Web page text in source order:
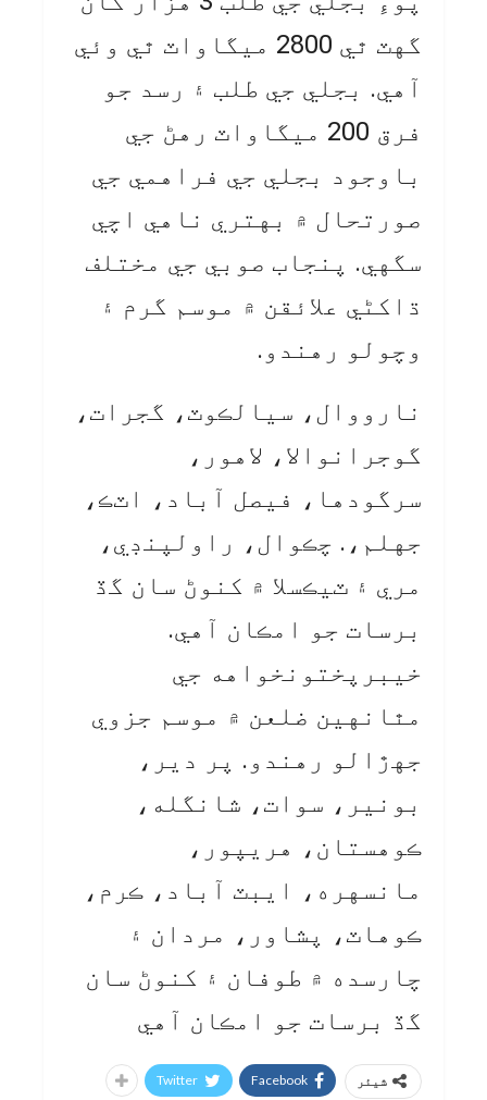
گهٽ ٿي 2800 ميگاواٽ ٿي وئي
آهي. بجلي جي طلب ۽ رسد جو
فرق 200 ميگاواٽ رهڻ جي
باوجود بجلي جي فراهمي جي
صورتحال ۾ بهتري ناهي اچي
سگهي. پنجاب صوبي جي مختلف
ڌاکڻي علائقن ۾ موسم گرم ۽
وچولو رهندو.
نارووال، سيالڪوٽ، گجرات،
گوجرانوالا، لاهور،
سرگودها، فيصل آباد، اٽڪ،
جهلم،. چڪوال، راولپنڊي،
مري ۽ ٽيڪسلا ۾ کنوڻ سان گڏ
برسات جو امڪان آهي.
خيبرپختونخواهه جي
مٿانهين ضلعن ۾ موسم جزوي
جهڙالو رهندو. پر دير،
بونير، سوات، شانگله،
ڪوهستان، هريپور،
مانسهره، ايبٽ آباد، ڪرم،
ڪوهاٽ، پشاور، مردان ۽
چارسده ۾ طوفان ۽ کنوڻ سان
گڏ برسات جو امڪان آهي
شیئر Facebook
Twitter